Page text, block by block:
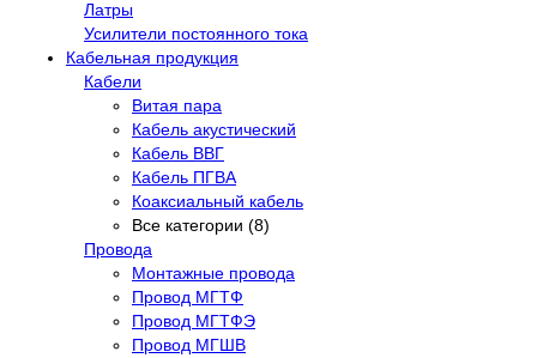
Латры
Усилители постоянного тока
Кабельная продукция
Кабели
Витая пара
Кабель акустический
Кабель ВВГ
Кабель ПГВА
Коаксиальный кабель
Все категории (8)
Провода
Монтажные провода
Провод МГТФ
Провод МГТФЭ
Провод МГШВ